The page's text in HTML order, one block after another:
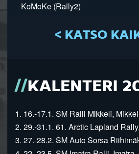
KoMoKe (Rally2)
< KATSO
KALENTERI
1. 16.-17.1. SM Ralli Mikkeli,
2. 29.-31.1. 61. Arctic Lapland
3. 27.-28.2. SM Auto Sorsa